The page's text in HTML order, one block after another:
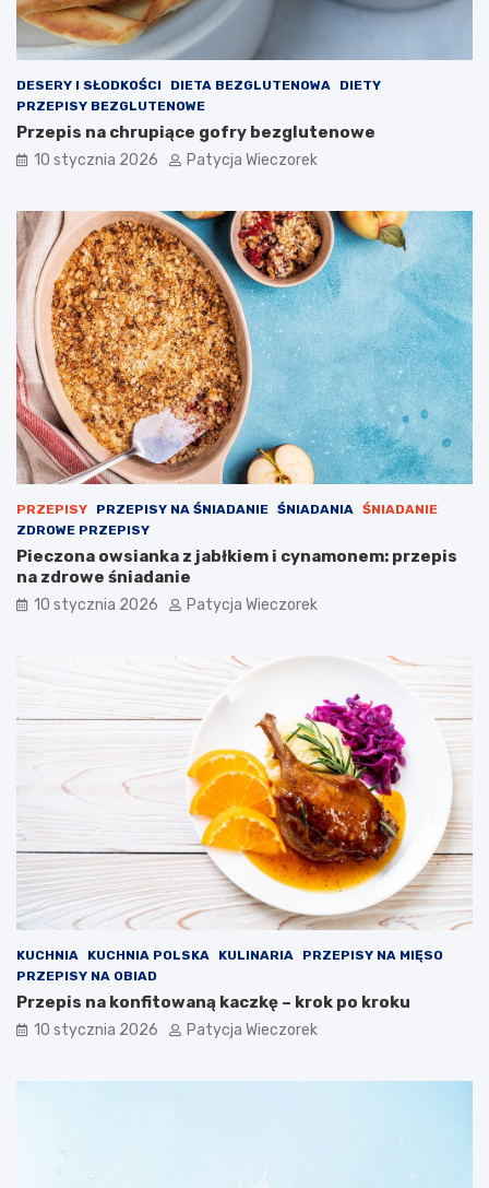
DESERY I SŁODKOŚCI DIETA BEZGLUTENOWA
DIETY
PRZEPISY BEZGLUTENOWE
Przepis na chrupiące gofry bezglutenowe
10 stycznia 2026 Patycja Wieczorek
PRZEPISY PRZEPISY NA ŚNIADANIE ŚNIADANIA ŚNIADANIE
ZDROWE PRZEPISY
Pieczona owsianka z jabłkiem i cynamonem: przepis
na zdrowe śniadanie
10 stycznia 2026 Patycja Wieczorek
KUCHNIA KUCHNIA POLSKA KULINARIA
PRZEPISY NA MIĘSO
PRZEPISY NA OBIAD
Przepis na konfitowaną kaczkę – krok po kroku
10 stycznia 2026 Patycja Wieczorek